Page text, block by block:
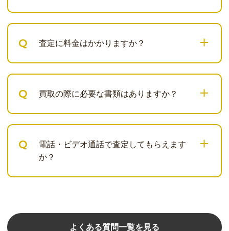
Q 査定に料金はかかりますか？
Q 買取の際に必要な書類はありますか？
Q
電話・ビデオ通話で査定してもらえます
か？
よくある質問一覧を見る